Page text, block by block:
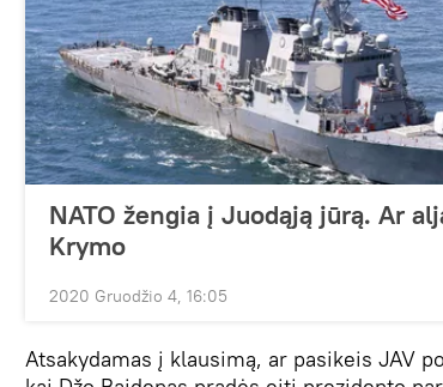
NATO žengia į Juodąją jūrą. Ar
Krymo
2020 Gruodžio 4, 16:05
Atsakydamas į klausimą, ar pasikeis JAV